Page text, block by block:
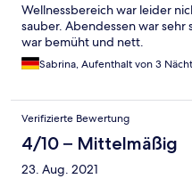
Wellnessbereich war leider
sauber. Abendessen war sehr
war bemüht und nett.
Sabrina, Aufenthalt von 3
Verifizierte Bewertung
4/10 – Mittelmäßig
23. Aug. 2021